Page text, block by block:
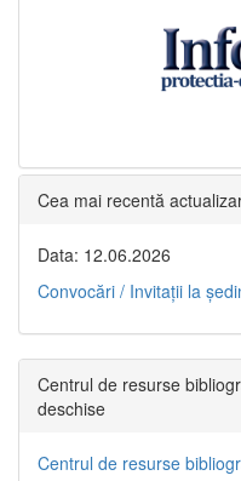
Cea mai recentă
Data: 12.06.2026
Convocări / Invitaţii la
Centrul de resurse
deschise
Centrul de resurse